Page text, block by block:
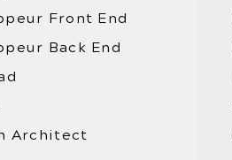
Front End
Back End
Architect